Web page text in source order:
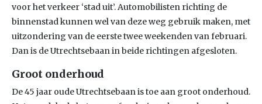
voor het verkeer ‘stad uit’. Automobilisten richting de
binnenstad kunnen wel van deze weg gebruik maken, met
uitzondering van de eerste twee weekenden van februari.
Dan is de Utrechtsebaan in beide richtingen afgesloten.
Groot onderhoud
De 45 jaar oude Utrechtsebaan is toe aan groot onderhoud.